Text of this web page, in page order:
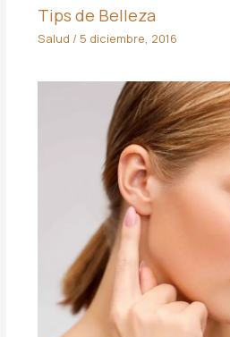
Tips de Belleza
Salud / 5 diciembre, 2016